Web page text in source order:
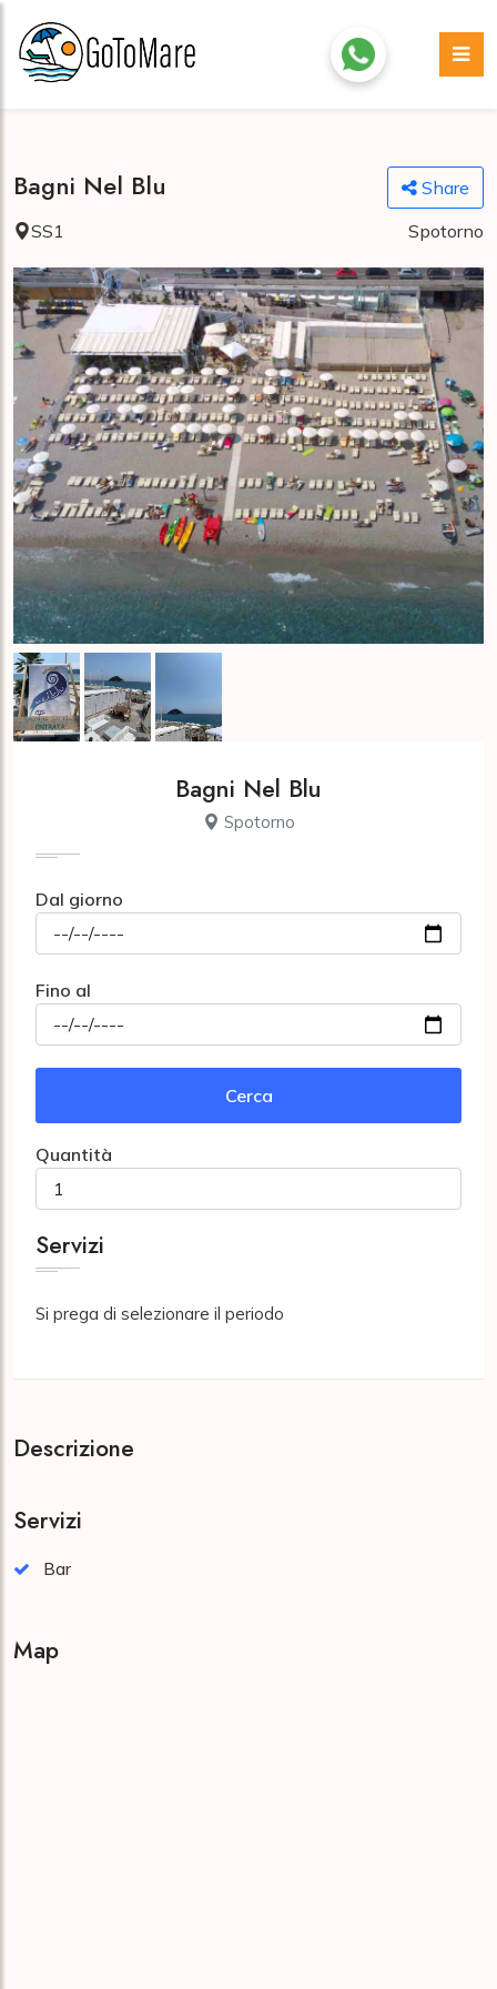
Bagni Nel Blu
Share
SS1
Spotorno
Bagni Nel Blu
Spotorno
Dal giorno
Fino al
Cerca
Quantità
Servizi
Si prega di selezionare il periodo
Descrizione
Servizi
Bar
Map